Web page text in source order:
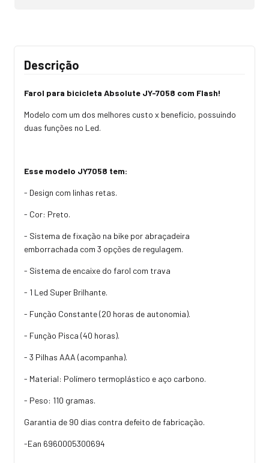
Descrição
Farol para bicicleta Absolute JY-7058 com Flash!
Modelo com um dos melhores custo x benefício, possuindo
duas funções no Led.
Esse modelo JY7058 tem:
- Design com linhas retas.
- Cor: Preto.
- Sistema de fixação na bike por abraçadeira
emborrachada com 3 opções de regulagem.
- Sistema de encaixe do farol com trava
- 1 Led Super Brilhante.
- Função Constante (20 horas de autonomia).
- Função Pisca (40 horas).
- 3 Pilhas AAA (acompanha).
- Material: Polímero termoplástico e aço carbono.
- Peso: 110 gramas.
Garantia de 90 dias contra defeito de fabricação.
-Ean 6960005300694